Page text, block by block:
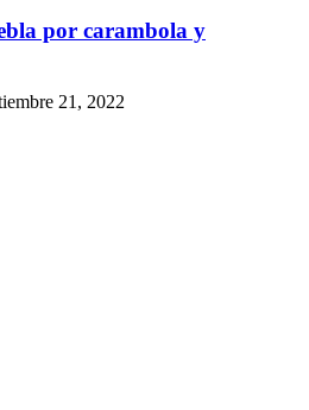
por carambola y
21, 2022